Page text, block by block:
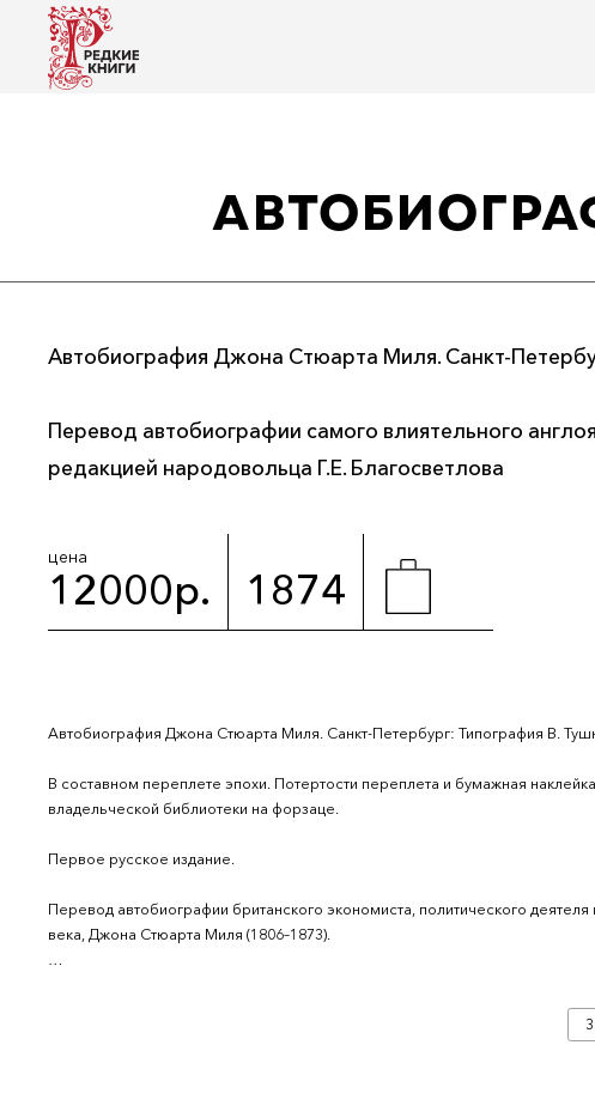
Автобиография Джона Стюарта Миля. Санкт-
Перевод автобиографии самого влиятельного
редакцией народовольца Г.Е. Благосветлова
цена
12000р. 1874
Автобиография Джона Стюарта Миля. Санкт-Петербург: Типография В.
В составном переплете эпохи. Потертости переплета и бумажная
владельческой библиотеки на форзаце.
Первое русское издание.
Перевод автобиографии британского экономиста, политического
века, Джона Стюарта Миля (1806–1873).
политическим, литературно-критическим и историческим вопросам,
После окончания Петербургского университета Благосветлов жил